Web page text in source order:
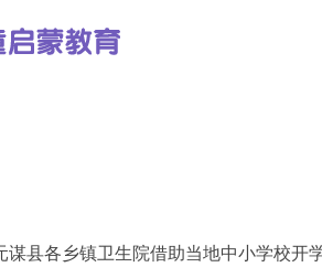
各乡镇卫生院借助当地中小学校开学